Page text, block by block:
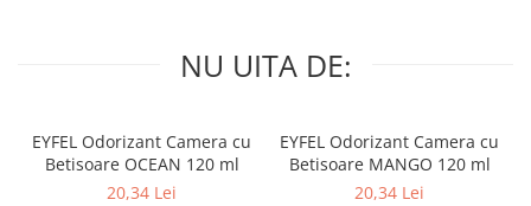
NU UITA DE:
EYFEL Odorizant Camera cu
Betisoare OCEAN 120 ml
20,34 Lei
EYFEL Odorizant Camera cu
Betisoare MANGO 120 ml
20,34 Lei